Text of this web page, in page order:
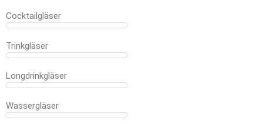
Cocktailgläser
Trinkgläser
Longdrinkgläser
Wassergläser